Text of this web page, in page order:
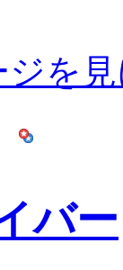
ジを
バー